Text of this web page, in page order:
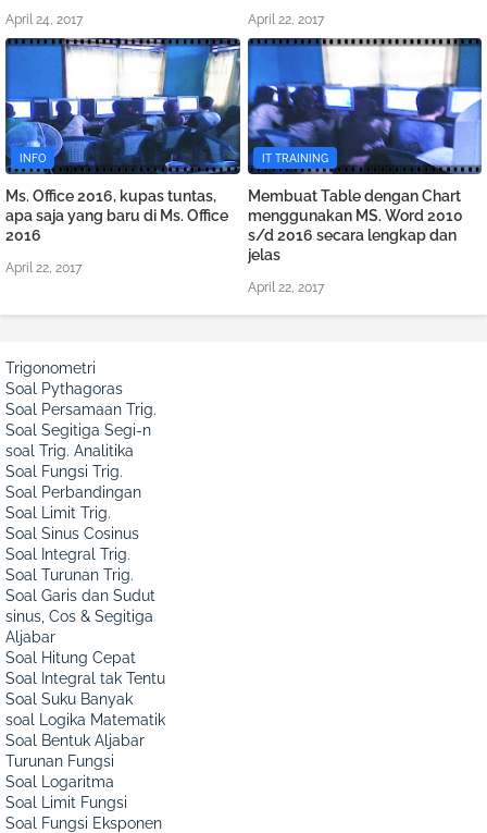
April 24, 2017 April 22, 2017
INFO
Ms. Office 2016, kupas tuntas,
apa saja yang baru di Ms. Office
2016
April 22, 2017
IT TRAINING
Membuat Table dengan Chart
menggunakan MS. Word 2010
s/d 2016 secara lengkap dan
jelas
April 22, 2017
Trigonometri
Soal Pythagoras
Soal Persamaan Trig.
Soal Segitiga Segi-n
soal Trig. Analitika
Soal Fungsi Trig.
Soal Perbandingan
Soal Limit Trig.
Soal Sinus Cosinus
Soal Integral Trig.
Soal Turunan Trig.
Soal Garis dan Sudut
sinus, Cos & Segitiga
Aljabar
Soal Hitung Cepat
Soal Integral tak Tentu
Soal Suku Banyak
soal Logika Matematik
Soal Bentuk Aljabar
Turunan Fungsi
Soal Logaritma
Soal Limit Fungsi
Soal Fungsi Eksponen